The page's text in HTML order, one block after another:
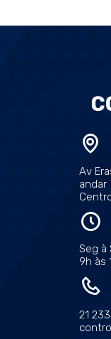
Av
andar
Seg à
9h às
21